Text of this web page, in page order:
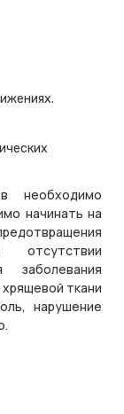
необходимо
начинать на
отсутствии
заболевания
ткани
нарушение